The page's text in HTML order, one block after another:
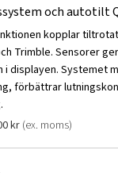
och autotilt
kopplar
Trimble. Sensorer
i displayen. Systemet
förbättrar
kr (ex. moms)